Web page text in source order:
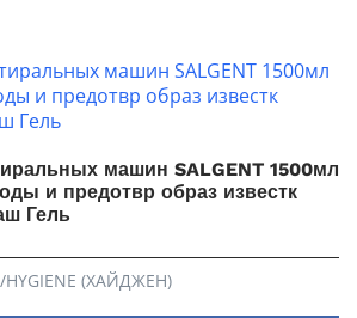
машин SALGENT 1500мл
и предотвр образ известк
Гель
HYGIENE (ХАЙДЖЕН)